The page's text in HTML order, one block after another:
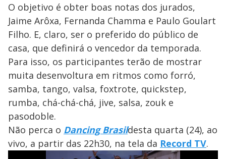
O objetivo é obter boas notas dos jurados,
Jaime Arôxa, Fernanda Chamma e Paulo Goulart
Filho. E, claro, ser o preferido do público de
casa, que definirá o vencedor da temporada.
Para isso, os participantes terão de mostrar
muita desenvoltura em ritmos como forró,
samba, tango, valsa, foxtrote, quickstep,
rumba, chá-chá-chá, jive, salsa, zouk e
pasodoble.
Não perca o Dancing Brasildesta quarta (24), ao
vivo, a partir das 22h30, na tela da Record TV.